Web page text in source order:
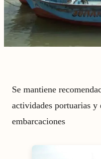
Se mantiene
actividades portuarias y
embarcaciones